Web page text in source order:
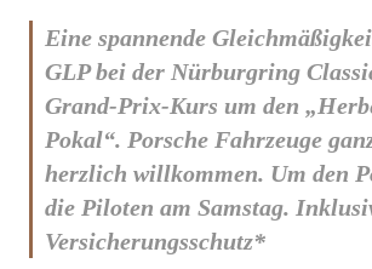
Eine spannende
GLP bei der Nürburgring
Grand-Prix-Kurs um den
Pokal“. Porsche Fahrzeuge
herzlich willkommen. Um den
die Piloten am Samstag.
Versicherungsschutz*